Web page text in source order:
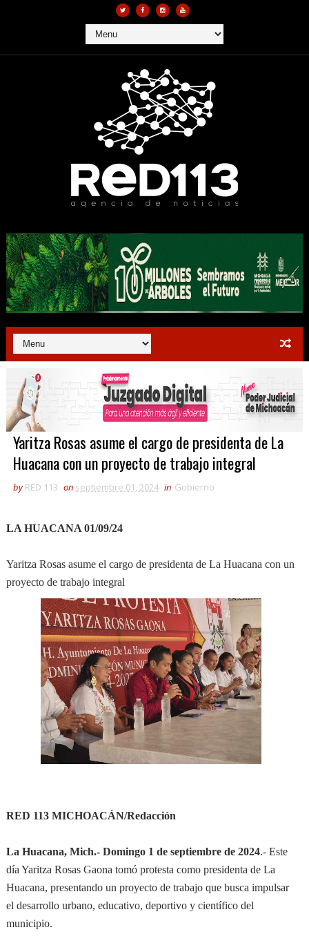
Yaritza Rosas asume el cargo de presidenta de La
Huacana con un proyecto de trabajo integral
by RED 113 on septiembre 01, 2024 in Gobierno
LA HUACANA 01/09/24
Yaritza Rosas asume el cargo de presidenta de La Huacana con un
proyecto de trabajo integral
RED 113 MICHOACÁN/Redacción
La Huacana, Mich.- Domingo 1 de septiembre de 2024.- Este
día Yaritza Rosas Gaona tomó protesta como presidenta de La
Huacana, presentando un proyecto de trabajo que busca impulsar
el desarrollo urbano, educativo, deportivo y científico del
municipio.